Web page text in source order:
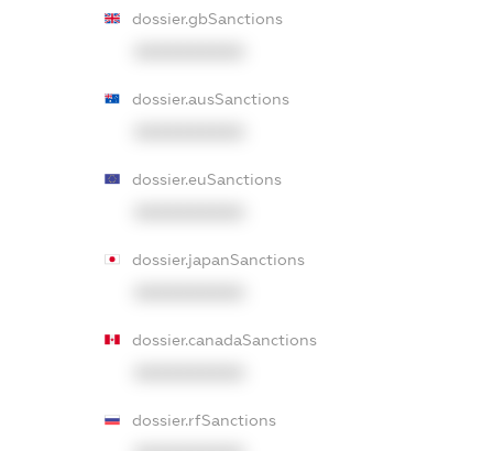
dossier.gbSanctions
dossier.ausSanctions
dossier.euSanctions
dossier.japanSanctions
dossier.canadaSanctions
dossier.rfSanctions